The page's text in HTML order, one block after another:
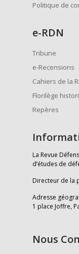
Politique de
e-RDN
Tribune
e-Recensions
Cahiers de la
Florilège
Repères
La Revue
d’études de
Directeur de la
Adresse
1 place Joffre,
Nous